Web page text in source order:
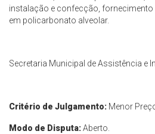
instalação e confecção, fornecimento
em policarbonato alveolar.
Secretaria Municipal de Assistência e
Critério de Julgamento: Menor
Modo de Disputa:Aberto.